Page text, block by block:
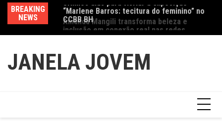
conteúdo
BREAKING
NEWS
CCBB BH
Amanda Mangili transforma beleza e
inclusão em conexão real nas redes
JANELA JOVEM